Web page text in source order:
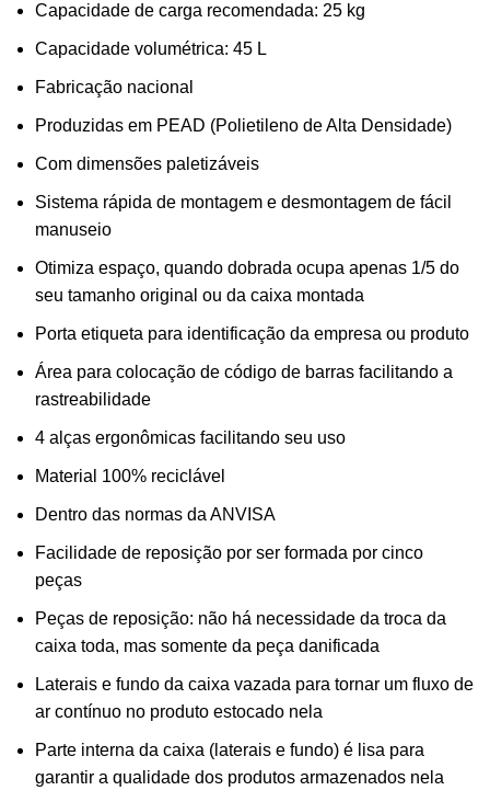
Capacidade de carga recomendada: 25 kg
Capacidade volumétrica: 45 L
Fabricação nacional
Produzidas em PEAD (Polietileno de Alta Densidade)
Com dimensões paletizáveis
Sistema rápida de montagem e desmontagem de fácil
manuseio
Otimiza espaço, quando dobrada ocupa apenas 1/5 do
seu tamanho original ou da caixa montada
Porta etiqueta para identificação da empresa ou produto
Área para colocação de código de barras facilitando a
rastreabilidade
4 alças ergonômicas facilitando seu uso
Material 100% reciclável
Dentro das normas da ANVISA
Facilidade de reposição por ser formada por cinco
peças
Peças de reposição: não há necessidade da troca da
caixa toda, mas somente da peça danificada
Laterais e fundo da caixa vazada para tornar um fluxo de
ar contínuo no produto estocado nela
Parte interna da caixa (laterais e fundo) é lisa para
garantir a qualidade dos produtos armazenados nela